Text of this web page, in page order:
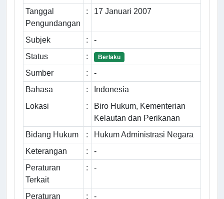
Tanggal
Pengundangan
: 17 Januari 2007
Subjek :
-
Status
: Berlaku
Sumber :
-
Bahasa
:
Indonesia
Lokasi
:
Biro Hukum, Kementerian
Kelautan dan Perikanan
Bidang Hukum
:
Hukum Administrasi Negara
Keterangan
:
-
Peraturan
Terkait
: -
Peraturan : -